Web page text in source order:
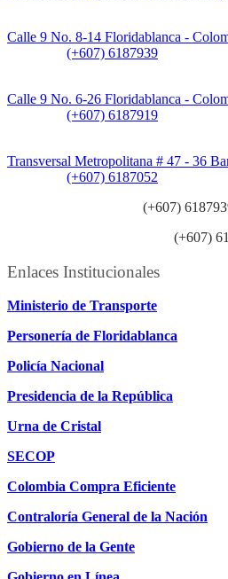
Calle 9 No. 8-14 Floridablanca -
(+607) 6187939
Calle 9 No. 6-26 Floridablanca -
(+607) 6187919
Transversal Metropolitana # 47 - 36
(+607) 6187052
(+607)
(+607)
Enlaces Institucionales
Ministerio de Transporte
Personería de Floridablanca
Policía Nacional
Presidencia de la República
Urna de Cristal
SECOP
Colombia Compra Eficiente
Contraloría General de la Nación
Gobierno de la Gente